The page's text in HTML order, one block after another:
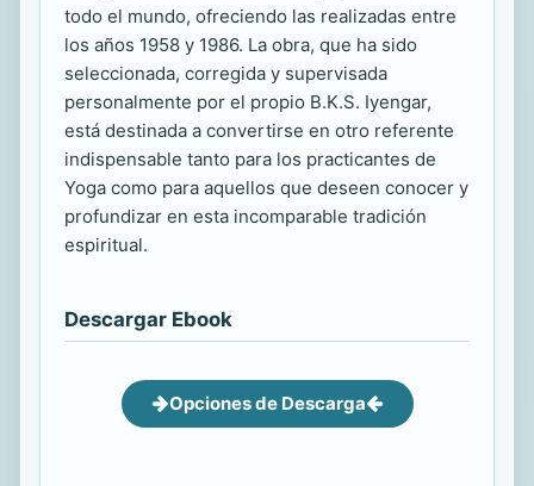
todo el mundo, ofreciendo las realizadas entre
los años 1958 y 1986. La obra, que ha sido
seleccionada, corregida y supervisada
personalmente por el propio B.K.S. Iyengar,
está destinada a convertirse en otro referente
indispensable tanto para los practicantes de
Yoga como para aquellos que deseen conocer y
profundizar en esta incomparable tradición
espiritual.
Descargar Ebook
Opciones de Descarga